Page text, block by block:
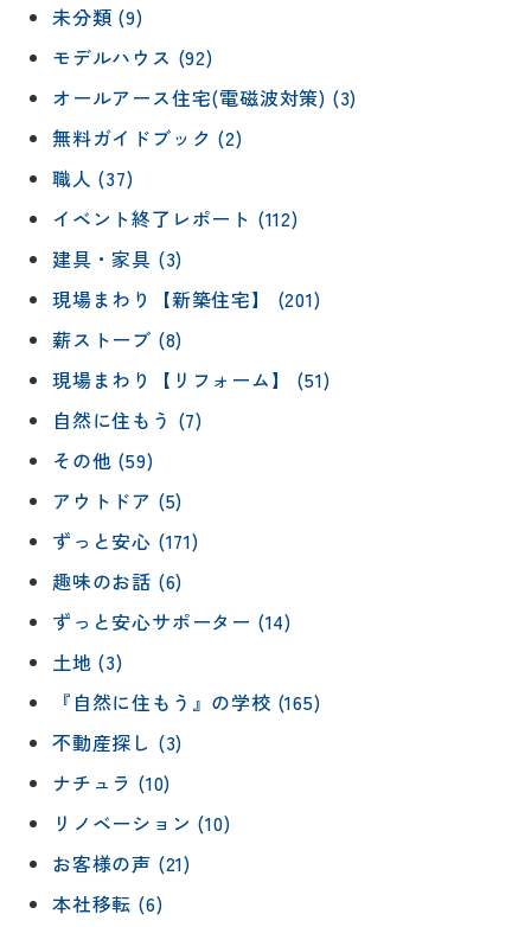
未分類 (9)
モデルハウス (92)
オールアース住宅(電磁波対策) (3)
無料ガイドブック (2)
職人 (37)
イベント終了レポート (112)
建具・家具 (3)
現場まわり【新築住宅】 (201)
薪ストーブ (8)
現場まわり【リフォーム】 (51)
自然に住もう (7)
その他 (59)
アウトドア (5)
ずっと安心 (171)
趣味のお話 (6)
ずっと安心サポーター (14)
土地 (3)
『自然に住もう』の学校 (165)
不動産探し (3)
ナチュラ (10)
リノベーション (10)
お客様の声 (21)
本社移転 (6)